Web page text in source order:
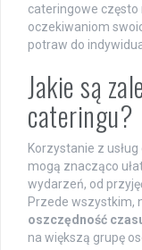
cateringowe
oczekiwaniom
potraw do
Jakie są
cateringu?
Korzystanie z
mogą znacząco
wydarzeń, od
Przede wszystkim,
oszczędność
na większą grupę